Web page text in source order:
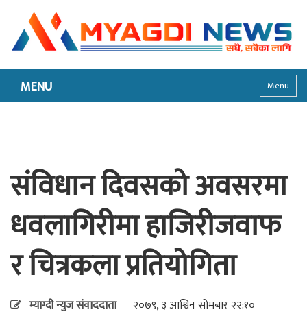
MENU Menu
संविधान दिवसको अवसरमा
धवलागिरीमा हाजिरीजवाफ
र चित्रकला प्रतियोगिता
म्याग्दी न्युज संवाददाता २०७९, ३ आश्विन सोमबार २२:१०